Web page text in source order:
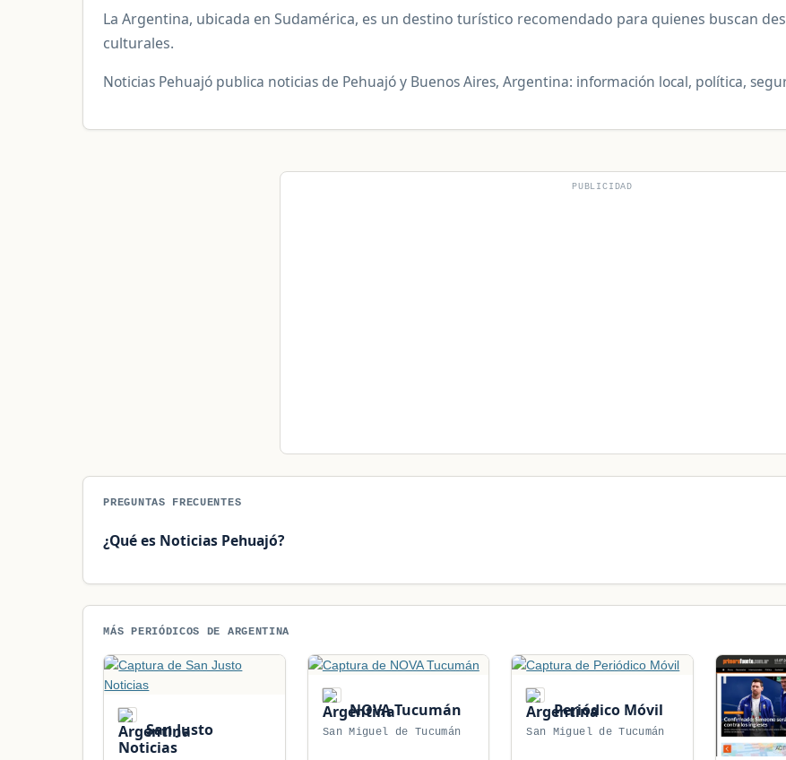
La Argentina, ubicada en Sudamérica, es un destino turístico recomendado para quienes buscan
culturales.
Noticias Pehuajó publica noticias de Pehuajó y Buenos Aires, Argentina: información local, política,
PUBLICIDAD
PREGUNTAS FRECUENTES
¿Qué es Noticias Pehuajó?
MÁS PERIÓDICOS DE ARGENTINA
San Justo
Noticias
NOVA Tucumán
San Miguel de Tucumán
Periódico Móvil
San Miguel de Tucumán